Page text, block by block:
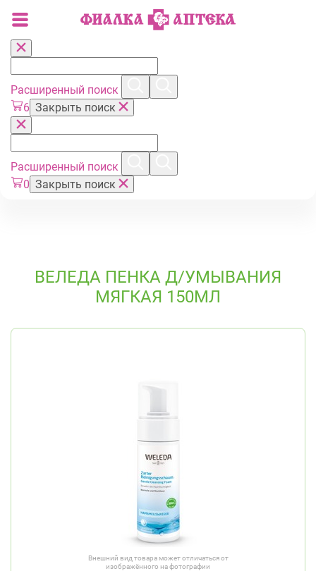
Расширенный поиск
6 Закрыть поиск
Расширенный поиск
0 Закрыть поиск
ВЕЛЕДА ПЕНКА Д/УМЫВАНИЯ
МЯГКАЯ 150МЛ
Внешний вид товара может отличаться от
изображённого на фотографии